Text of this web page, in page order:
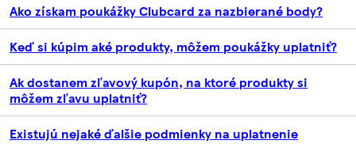
Ako získam poukážky Clubcard za nazbierané body?
Keď si kúpim aké produkty, môžem poukážky uplatniť?
Ak dostanem zľavový kupón, na ktoré produkty si
môžem zľavu uplatniť?
Existujú nejaké ďalšie podmienky na uplatnenie